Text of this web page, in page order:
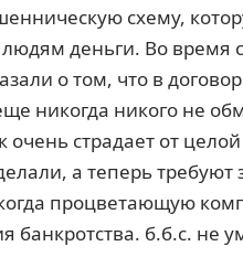
схему,
деньги. Во время
о том, что в
никогда никого не
очень страдает от
а теперь
процветающую
б.б.с. не